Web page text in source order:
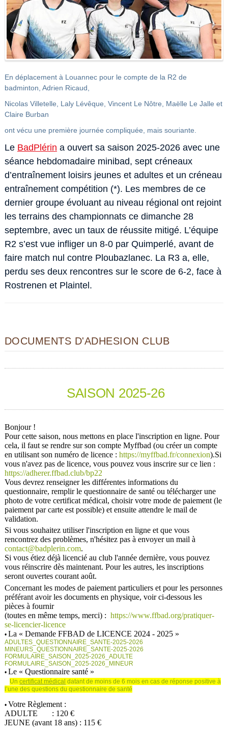
En déplacement à Louannec pour le compte de la R2 de
badminton, Adrien Ricaud,
Nicolas Villetelle, Laly Lévêque, Vincent Le Nôtre, Maëlle Le Jalle et
Claire Burban
ont vécu une première journée compliquée, mais souriante.
Le BadPlérin a ouvert sa saison 2025-2026 avec une
séance hebdomadaire minibad, sept créneaux
d’entraînement loisirs jeunes et adultes et un créneau
entraînement compétition (*). Les membres de ce
dernier groupe évoluant au niveau régional ont rejoint
les terrains des championnats ce dimanche 28
septembre, avec un taux de réussite mitigé. L’équipe
R2 s’est vue infliger un 8-0 par Quimperlé, avant de
faire match nul contre Ploubazlanec. La R3 a, elle,
perdu ses deux rencontres sur le score de 6-2, face à
Rostrenen et Plaintel.
DOCUMENTS D'ADHESION CLUB
SAISON 2025-26
Bonjour !
Pour cette saison, nous mettons en place l'inscription en ligne. Pour
cela, il faut se rendre sur son compte Myffbad (ou créer un compte
en utilisant son numéro de licence :https://myffbad.fr/connexion).Si
vous n'avez pas de licence, vous pouvez vous inscrire sur ce lien :
https://adherer.ffbad.club/bp22
Vous devrez renseigner les différentes informations du
questionnaire, remplir le questionnaire de santé ou télécharger une
photo de votre certificat médical, choisir votre mode de paiement (le
paiement par carte est possible) et ensuite attendre le mail de
validation.
Si vous souhaitez utiliser l'inscription en ligne et que vous
rencontrez des problèmes, n'hésitez pas à envoyer un mail à
contact@badplerin.com.
Si vous étiez déjà licencié au club l'année dernière, vous pouvez
vous réinscrire dès maintenant. Pour les autres, les inscriptions
seront ouvertes courant août.
Concernant les modes de paiement particuliers et pour les personnes
préférant avoir les documents en physique, voir ci-dessous les
pièces à fournir
(toutes en même temps, merci) :https://www.ffbad.org/pratiquer-
se-licencier-licence
• La « Demande FFBAD de LICENCE 2024 - 2025 »
ADULTES_QUESTIONNAIRE_SANTE-2025-2026
MINEURS_QUESTIONNAIRE_SANTE-2025-2026
FORMULAIRE_SAISON_2025-2026_ADULTE
FORMULAIRE_SAISON_2025-2026_MINEUR
• Le « Questionnaire santé »
Uncertificat médical datant de moins de 6 mois en cas de réponse positive à
l’une des questions du questionnaire de santé
• Votre Règlement :
ADULTE : 120 €
JEUNE (avant 18 ans) : 115 €